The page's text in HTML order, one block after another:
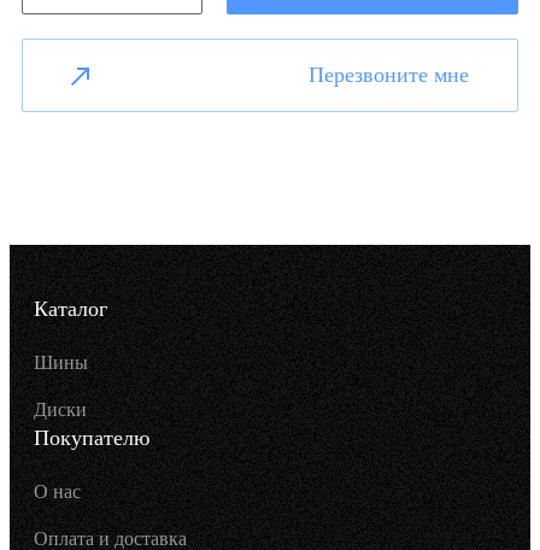
Перезвоните мне
Каталог
Шины
Диски
Покупателю
О нас
Оплата и доставка